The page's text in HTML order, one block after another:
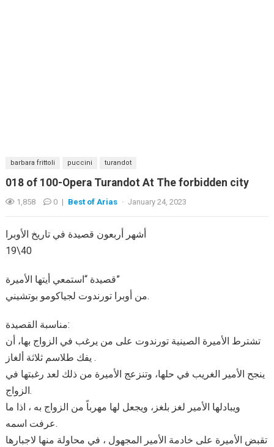
barbara frittoli puccini turandot
018 of 100-Opera Turandot At The forbidden city
1,858 0 | Best of Arias · January 24, 2023
أشهر أربعون قصيدة في تاريخ الأوبرا
19\40
قصيدة “استمعي أيتها الأميرة”
من أوبرا تورندوت لجياكومو بوتشيني.
مناسبة القصيدة:
تشترط الأميرة الصينية تورندوت على من يرغب في الزواج بها، أن
يفك طلاسم ثلاثة ألغاز .
ينجح الأمير الغريب في حلها، وتنزعج الأميرة من ذلك لعد رغبتها في
الزواج.
ويبادلها الأمير لغز بلغز، ويجعل لها مهرباً من الزواج به ، اذا ما
عرفت اسمه.
تقبض الأميرة على خادمة الأمير المجهول ، في محاولة منها لاجبارها